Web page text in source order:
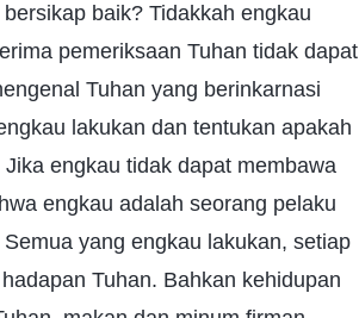
baik? Tidakkah engkau
pemeriksaan Tuhan tidak dapat
Tuhan yang berinkarnasi
lakukan dan tentukan apakah
engkau tidak dapat membawa
engkau adalah seorang pelaku
yang engkau lakukan, setiap
Tuhan. Bahkan kehidupan